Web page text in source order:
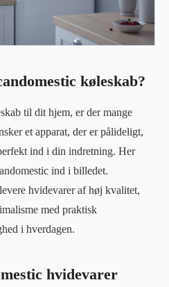
køleskab?
til dit hjem, er der mange
et apparat, der er pålideligt,
ind i din indretning. Her
ind i billedet.
hvidevarer af høj kvalitet,
med praktisk
i hverdagen.
hvidevarer